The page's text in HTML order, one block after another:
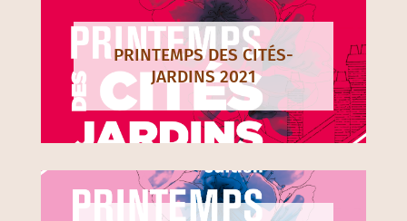
PRINTEMPS DES CITÉS-
JARDINS 2021